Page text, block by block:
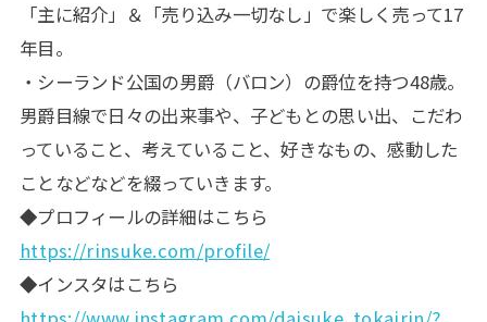
「主に紹介」＆「売り込み一切なし」で楽しく売って17
年目。
・シーランド公国の男爵（バロン）の爵位を持つ48歳。
男爵目線で日々の出来事や、子どもとの思い出、こだわ
っていること、考えていること、好きなもの、感動した
ことなどなどを綴っていきます。
◆プロフィールの詳細はこちら
https://rinsuke.com/profile/
◆インスタはこちら